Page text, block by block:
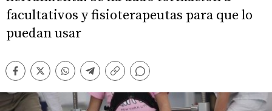
facultativos y fisioterapeutas para que lo
puedan usar
Facebook
TwitterWhatsappTelegram
Copiar
Comentarios